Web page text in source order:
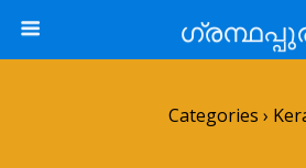
Categories ›